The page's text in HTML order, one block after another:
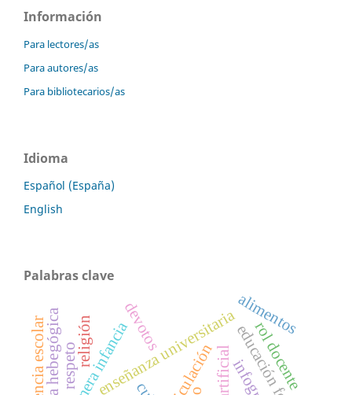
Información
Para lectores/as
Para autores/as
Para bibliotecarios/as
Idioma
Español (España)
English
Palabras clave
enseñanza universitaria
primera infancia articulación
devotos
respeto
violencia escolar religión
alimentos
rol docente